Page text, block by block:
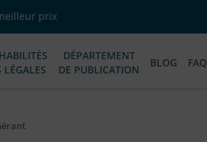
prix
DÉPARTEMENT
DE PUBLICATION
BLOG FAQ